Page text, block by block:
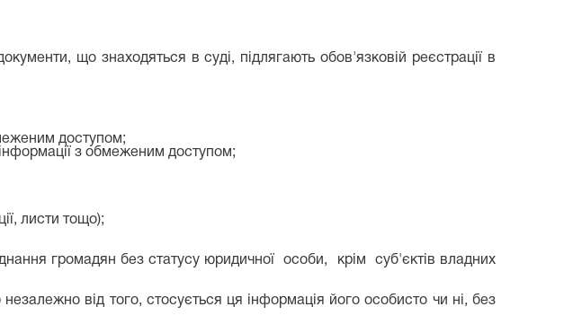
що знаходяться в суді, підлягають обов'язковій реєстрації в
доступом;
з обмеженим доступом;
листи тощо);
громадян без статусу юридичної особи, крім суб'єктів владних
від того, стосується ця інформація його особисто чи ні, без